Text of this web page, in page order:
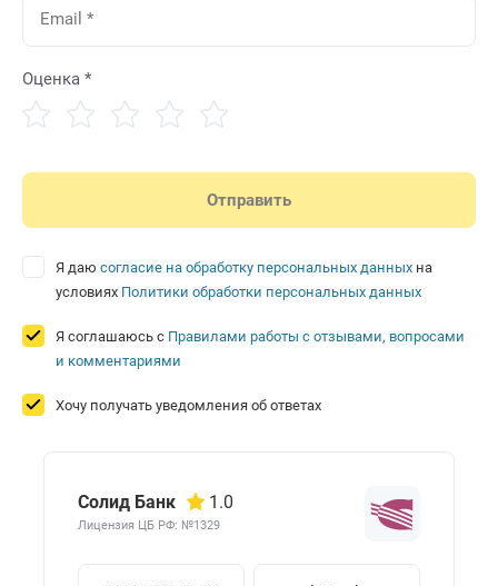
Оценка *
Я даю согласие на обработку персональных данных на
условиях Политики обработки персональных данных
Я соглашаюсь с Правилами работы с отзывами, вопросами
и комментариями
Хочу получать уведомления об ответах
Солид Банк 1.0
Лицензия ЦБ РФ: №1329